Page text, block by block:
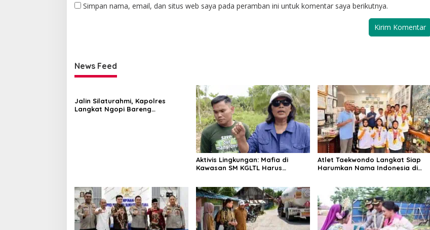
Simpan nama, email, dan situs web saya pada peramban ini untuk komentar saya berikutnya.
News Feed
Jalin Silaturahmi, Kapolres
Langkat Ngopi Bareng
Aktivis Lingkungan: Mafia di
Kawasan SM KGLTL Harus
Atlet Taekwondo Langkat Siap
Harumkan Nama Indonesia di